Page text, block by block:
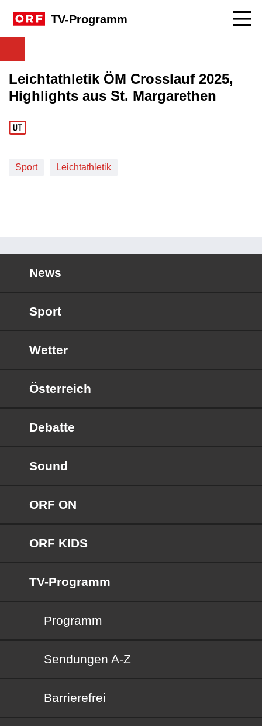
TV-Programm
Leichtathletik ÖM Crosslauf 2025,
Highlights aus St. Margarethen
Sport Leichtathletik
News
Sport
Wetter
Österreich
Debatte
Sound
ORF ON
ORF KIDS
TV-Programm
Programm
Sendungen von A bis Z
Sendungen A-Z
Barrierefrei
Barrierefrei